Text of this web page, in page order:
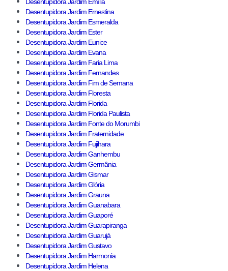
Desentupidora Jardim Emília
Desentupidora Jardim Ernestina
Desentupidora Jardim Esmeralda
Desentupidora Jardim Ester
Desentupidora Jardim Eunice
Desentupidora Jardim Evana
Desentupidora Jardim Faria Lima
Desentupidora Jardim Fernandes
Desentupidora Jardim Fim de Semana
Desentupidora Jardim Floresta
Desentupidora Jardim Florida
Desentupidora Jardim Florida Paulista
Desentupidora Jardim Fonte do Morumbi
Desentupidora Jardim Fraternidade
Desentupidora Jardim Fujihara
Desentupidora Jardim Ganhembu
Desentupidora Jardim Germânia
Desentupidora Jardim Gismar
Desentupidora Jardim Glória
Desentupidora Jardim Grauna
Desentupidora Jardim Guanabara
Desentupidora Jardim Guaporé
Desentupidora Jardim Guarapiranga
Desentupidora Jardim Guarujá
Desentupidora Jardim Gustavo
Desentupidora Jardim Harmonia
Desentupidora Jardim Helena